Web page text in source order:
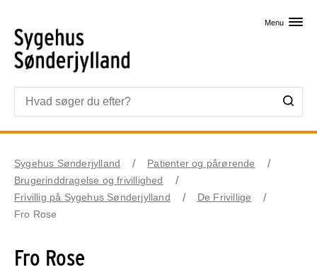
Menu
Sygehus Sønderjylland
Patienter og pårørende
Brugerinddragelse og frivillighed
Frivillig på Sygehus Sønderjylland
De Frivillige
Fro Rose
Fro Rose